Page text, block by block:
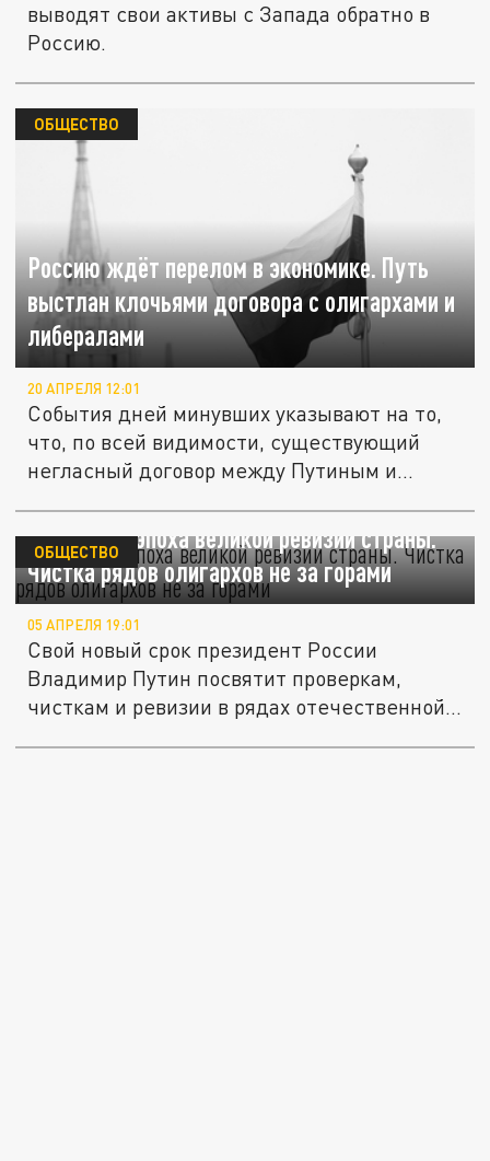
выводят свои активы с Запада обратно в
Россию.
Россию ждёт перелом в экономике. Путь
выстлан клочьями договора с олигархами и
либералами
ОБЩЕСТВО
20 АПРЕЛЯ 12:01
События дней минувших указывают на то,
что, по всей видимости, существующий
негласный договор между Путиным и...
Наступает эпоха великой ревизии страны.
Чистка рядов олигархов не за горами
ОБЩЕСТВО
05 АПРЕЛЯ 19:01
Свой новый срок президент России
Владимир Путин посвятит проверкам,
чисткам и ревизии в рядах отечественной...